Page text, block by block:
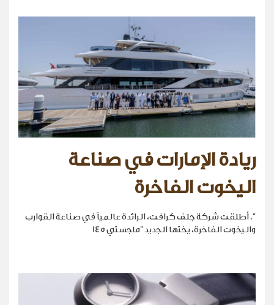
ريادة الإمارات في صناعة
اليخوت الفاخرة
". أطلقت شركة جلف كرافت، الرائدة عالمياً في صناعة القوارب
واليخوت الفاخرة، يختها الجديد "ماجستي 145